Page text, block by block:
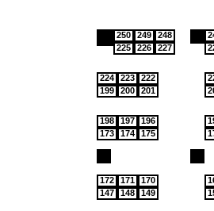
250 249
248
225
226 227
224 223
222
199
200 201
198 197
196
173
174 175
172 171
170
147
148 149